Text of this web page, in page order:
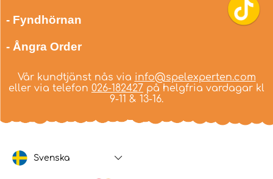
- Fyndhörnan
- Ångra Order
Vår kundtjänst nås via info@spelexperten.com
eller via telefon 026-182427 på helgfria vardagar kl
9-11 & 13-16.
Svenska